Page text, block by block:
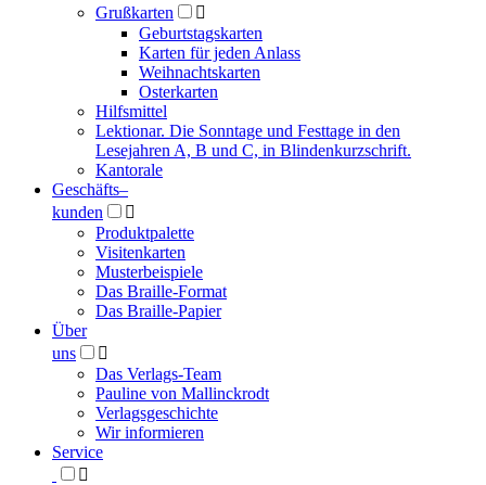
Grußkarten

Geburtstagskarten
Karten für jeden Anlass
Weihnachtskarten
Osterkarten
Hilfsmittel
Lektionar. Die Sonntage und Festtage in den
Lesejahren A, B und C, in Blindenkurzschrift.
Kantorale
Geschäfts­–
kunden

Produktpalette
Visitenkarten
Musterbeispiele
Das Braille-Format
Das Braille-Papier
Über
uns

Das Verlags-Team
Pauline von Mallinckrodt
Verlagsgeschichte
Wir informieren
Service
